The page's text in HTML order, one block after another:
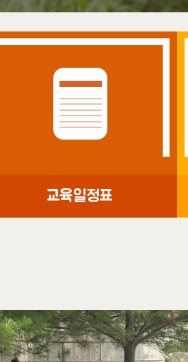
교육일정표